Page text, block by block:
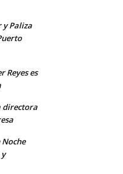
y Paliza
Reyes es
directora